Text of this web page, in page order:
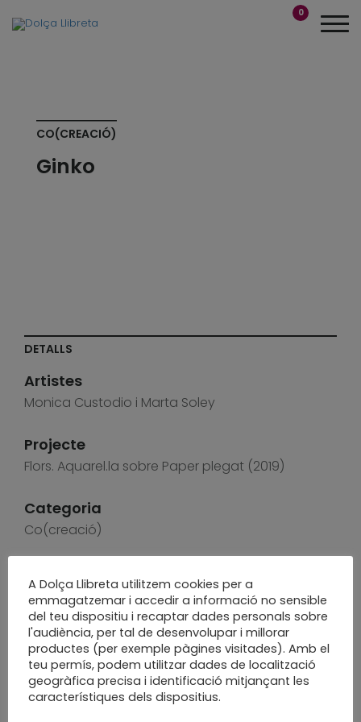
0
CO(CREACIÓ)
Ginko
DETALLS
Artistes
Monica Custodio i Marta Soley
Projecte
Flors. Aquarel.la sobre Paper plegat (2019)
Categoria
Co(creació)
Ginko – mot japonès, sense traducció.
Literalment composar i passejar. Passeig a la
recercad’inspiració
Una espurna de bellesa en un món convuls.
Ginko floreix entre l’asfalt. Simbolitza la natura
que reneix amb força, la vida que s’obre pas.
A Dolça Llibreta utilitzem cookies per a
emmagatzemar i accedir a informació no sensible
del teu dispositiu i recaptar dades personals sobre
l'audiència, per tal de desenvolupar i millorar
productes (per exemple pàgines visitades). Amb el
teu permís, podem utilitzar dades de localització
geogràfica precisa i identificació mitjançant les
característiques dels dispositius.